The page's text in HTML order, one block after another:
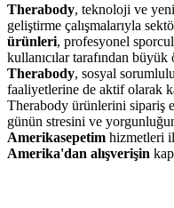
Therabody, teknoloji ve
geliştirme çalışmalarıyla
ürünleri, profesyonel
kullanıcılar tarafından
Therabody, sosyal
faaliyetlerine de aktif olarak
Therabody ürünlerini sipariş
günün stresini ve
Amerikasepetim hizmetleri
Amerika'dan alışverişin